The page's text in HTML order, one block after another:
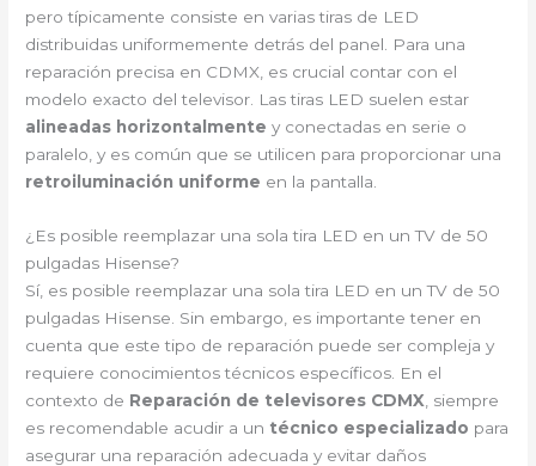
pero típicamente consiste en varias tiras de LED
distribuidas uniformemente detrás del panel. Para una
reparación precisa en CDMX, es crucial contar con el
modelo exacto del televisor. Las tiras LED suelen estar
alineadas horizontalmente y conectadas en serie o
paralelo, y es común que se utilicen para proporcionar una
retroiluminación uniforme en la pantalla.
¿Es posible reemplazar una sola tira LED en un TV de 50
pulgadas Hisense?
Sí, es posible reemplazar una sola tira LED en un TV de 50
pulgadas Hisense. Sin embargo, es importante tener en
cuenta que este tipo de reparación puede ser compleja y
requiere conocimientos técnicos específicos. En el
contexto de Reparación de televisores CDMX , siempre
es recomendable acudir a un técnico especializado para
asegurar una reparación adecuada y evitar daños